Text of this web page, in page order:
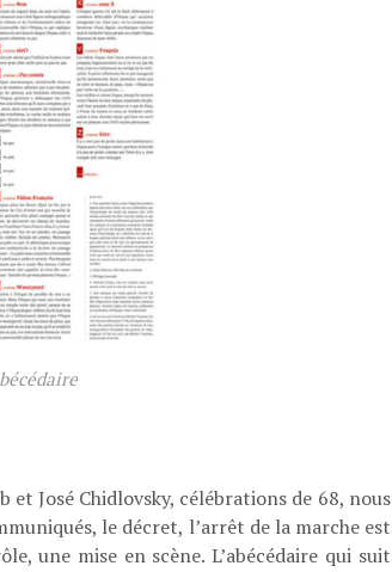
et José Chidlovsky, célébrations de 68, nous
le décret, l’arrêt de la marche est
une mise en scène. L’abécédaire qui suit